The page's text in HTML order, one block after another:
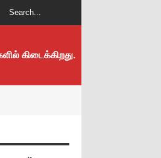
கிடைக்கிறது.